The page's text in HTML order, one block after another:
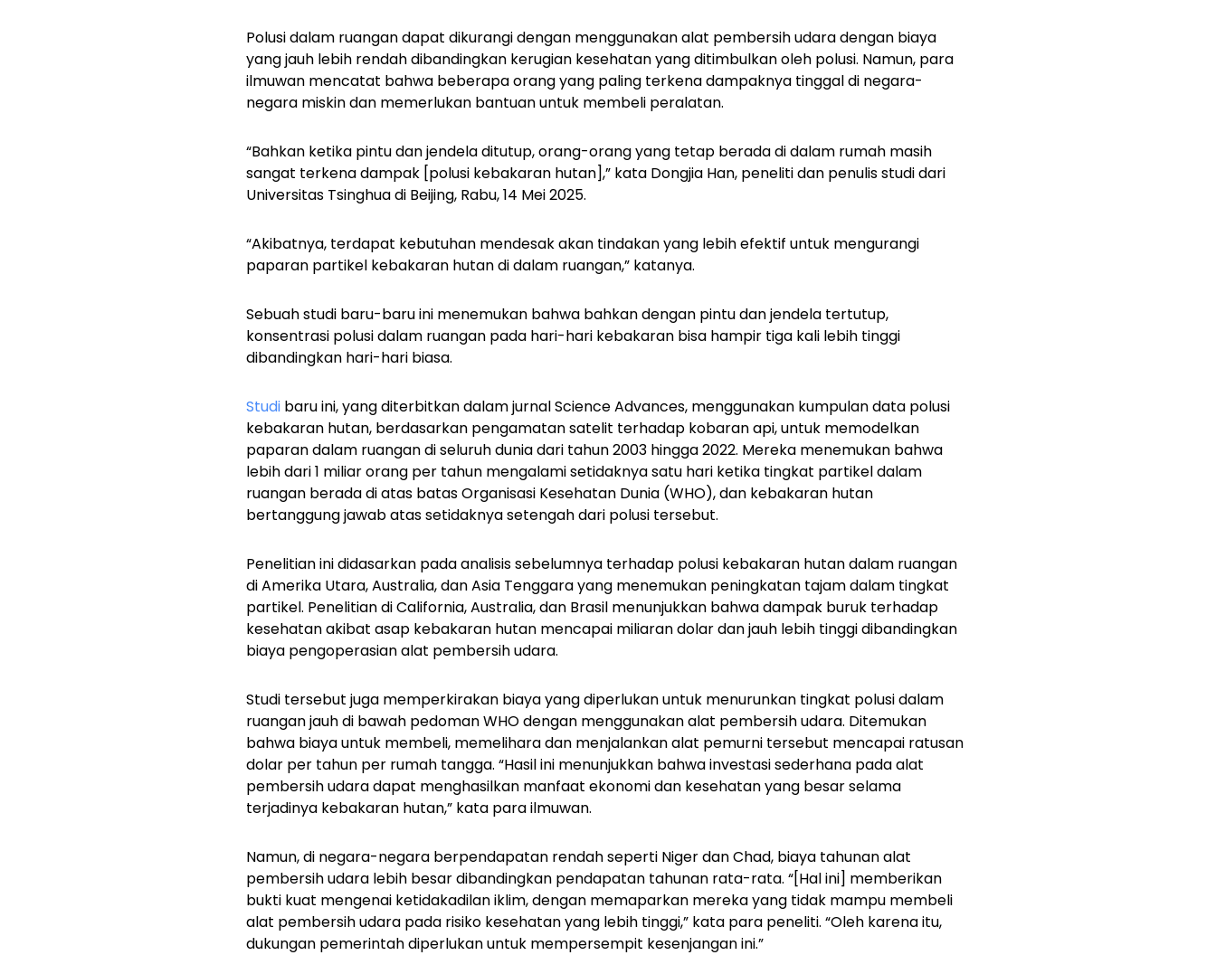
Polusi dalam ruangan dapat dikurangi dengan menggunakan alat pembersih udara dengan biaya
yang jauh lebih rendah dibandingkan kerugian kesehatan yang ditimbulkan oleh polusi. Namun, para
ilmuwan mencatat bahwa beberapa orang yang paling terkena dampaknya tinggal di negara-
negara miskin dan memerlukan bantuan untuk membeli peralatan.
“Bahkan ketika pintu dan jendela ditutup, orang-orang yang tetap berada di dalam rumah masih
sangat terkena dampak [polusi kebakaran hutan],” kata Dongjia Han, peneliti dan penulis studi dari
Universitas Tsinghua di Beijing, Rabu, 14 Mei 2025.
“Akibatnya, terdapat kebutuhan mendesak akan tindakan yang lebih efektif untuk mengurangi
paparan partikel kebakaran hutan di dalam ruangan,” katanya.
Sebuah studi baru-baru ini menemukan bahwa bahkan dengan pintu dan jendela tertutup,
konsentrasi polusi dalam ruangan pada hari-hari kebakaran bisa hampir tiga kali lebih tinggi
dibandingkan hari-hari biasa.
Studi baru ini, yang diterbitkan dalam jurnal Science Advances, menggunakan kumpulan data polusi
kebakaran hutan, berdasarkan pengamatan satelit terhadap kobaran api, untuk memodelkan
paparan dalam ruangan di seluruh dunia dari tahun 2003 hingga 2022. Mereka menemukan bahwa
lebih dari 1 miliar orang per tahun mengalami setidaknya satu hari ketika tingkat partikel dalam
ruangan berada di atas batas Organisasi Kesehatan Dunia (WHO), dan kebakaran hutan
bertanggung jawab atas setidaknya setengah dari polusi tersebut.
Penelitian ini didasarkan pada analisis sebelumnya terhadap polusi kebakaran hutan dalam ruangan
di Amerika Utara, Australia, dan Asia Tenggara yang menemukan peningkatan tajam dalam tingkat
partikel. Penelitian di California, Australia, dan Brasil menunjukkan bahwa dampak buruk terhadap
kesehatan akibat asap kebakaran hutan mencapai miliaran dolar dan jauh lebih tinggi dibandingkan
biaya pengoperasian alat pembersih udara.
Studi tersebut juga memperkirakan biaya yang diperlukan untuk menurunkan tingkat polusi dalam
ruangan jauh di bawah pedoman WHO dengan menggunakan alat pembersih udara. Ditemukan
bahwa biaya untuk membeli, memelihara dan menjalankan alat pemurni tersebut mencapai ratusan
dolar per tahun per rumah tangga. “Hasil ini menunjukkan bahwa investasi sederhana pada alat
pembersih udara dapat menghasilkan manfaat ekonomi dan kesehatan yang besar selama
terjadinya kebakaran hutan,” kata para ilmuwan.
Namun, di negara-negara berpendapatan rendah seperti Niger dan Chad, biaya tahunan alat
pembersih udara lebih besar dibandingkan pendapatan tahunan rata-rata. “[Hal ini] memberikan
bukti kuat mengenai ketidakadilan iklim, dengan memaparkan mereka yang tidak mampu membeli
alat pembersih udara pada risiko kesehatan yang lebih tinggi,” kata para peneliti. “Oleh karena itu,
dukungan pemerintah diperlukan untuk mempersempit kesenjangan ini.”